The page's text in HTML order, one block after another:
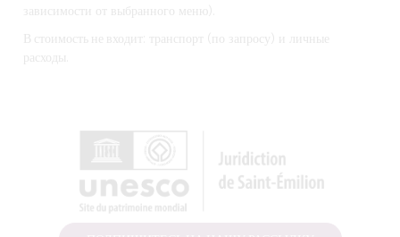
зависимости от выбранного меню).
В стоимость не входит
: транспорт (по запросу) и личные
расходы.